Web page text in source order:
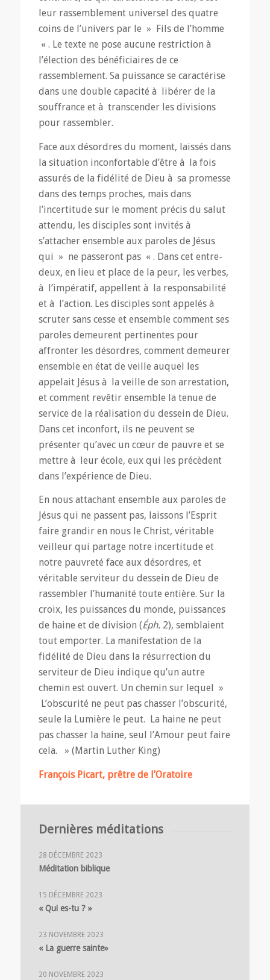
leur rassemblement universel des quatre
coins de l’univers par le » Fils de l’homme
« . Le texte ne pose aucune restriction à
l’élection des bénéficiaires de ce
rassemblement. Sa puissance se caractérise
dans une double capacité à libérer de la
souffrance et à transcender les divisions
pour rassembler.
Face aux désordres du moment, laissés dans
la situation inconfortable d’être à la fois
assurés de la fidélité de Dieu à sa promesse
dans des temps proches, mais dans
l’incertitude sur le moment précis du salut
attendu, les disciples sont invités à
s’attacher ensemble aux paroles de Jésus
qui » ne passeront pas « . Dans cet entre-
deux, en lieu et place de la peur, les verbes,
à l’impératif, appellent à la responsabilité
et à l’action. Les disciples sont appelés à
scruter sans cesse et ensemble comment ses
paroles demeurent pertinentes pour
affronter les désordres, comment demeurer
ensemble en état de veille auquel les
appelait Jésus à la veille de son arrestation,
et comment revêtir ensemble la tenue de
service de la réalisation du dessein de Dieu.
Dans cet inconfort, ils ne peuvent se
présenter qu’avec un cœur de pauvre et se
mettre à leur école, eux qui les précèdent
dans l’expérience de Dieu.
En nous attachant ensemble aux paroles de
Jésus qui ne passent pas, laissons l’Esprit
faire grandir en nous le Christ, véritable
veilleur qui partage notre incertitude et
notre pauvreté face aux désordres, et
véritable serviteur du dessein de Dieu de
rassembler l’humanité toute entière. Sur la
croix, les puissances du monde, puissances
de haine et de division (Éph.2), semblaient
tout emporter. La manifestation de la
fidélité de Dieu dans la résurrection du
serviteur de Dieu indique qu’un autre
chemin est ouvert. Un chemin sur lequel »
L’obscurité ne peut pas chasser l’obscurité,
seule la Lumière le peut. La haine ne peut
pas chasser la haine, seul l’Amour peut faire
cela. » (Martin Luther King)
François Picart, prêtre de l’Oratoire
Dernières méditations
28 DÉCEMBRE 2023
Méditation biblique
15 DÉCEMBRE 2023
« Qui es-tu ? »
23 NOVEMBRE 2023
« La guerre sainte»
20 NOVEMBRE 2023